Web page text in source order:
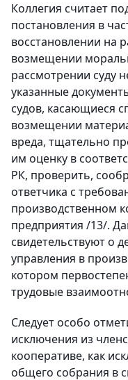
Коллегия считает
постановления в
восстановлении на
возмещении
рассмотрении суду
указанные
судов, касающиеся
возмещении
вреда, тщательно
им оценку в
РК, проверить,
ответчика с
производственном
предприятия /13/.
свидетельствуют о
управления в
котором
трудовые
Следует особо
исключения из
кооперативе, как
общего собрания в